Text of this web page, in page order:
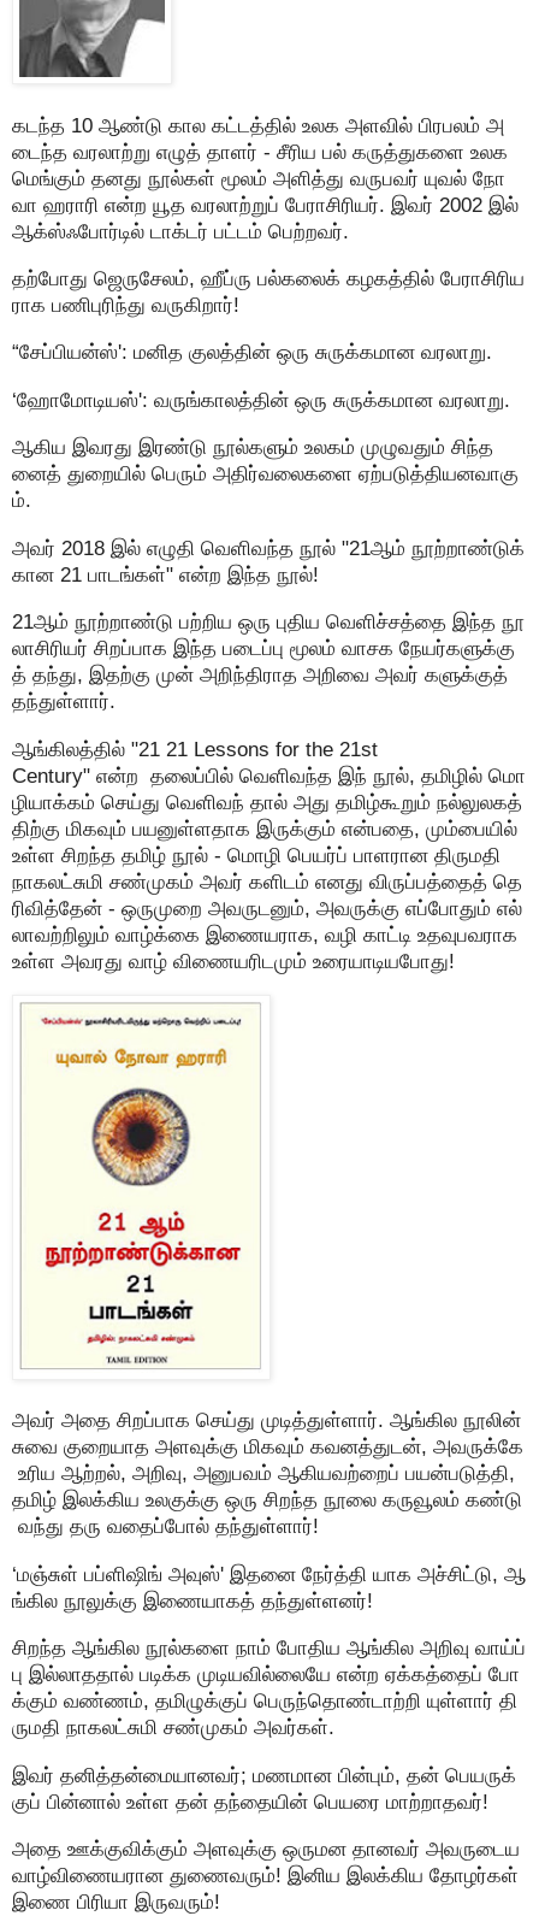
கடந்த 10 ஆண்டு கால கட்டத்தில் உலக அளவில் பிரபலம் அ
டைந்த வரலாற்று எழுத் தாளர் - சீரிய பல் கருத்துகளை உலக
மெங்கும் தனது நூல்கள் மூலம் அளித்து வருபவர் யுவல் நோ
வா ஹராரி என்ற யூத வரலாற்றுப் பேராசிரியர். இவர் 2002 இல்
ஆக்ஸ்ஃபோர்டில் டாக்டர் பட்டம் பெற்றவர்.
தற்போது ஜெருசேலம், ஹீப்ரு பல்கலைக் கழகத்தில் பேராசிரிய
ராக பணிபுரிந்து வருகிறார்!
“சேப்பியன்ஸ்': மனித குலத்தின் ஒரு சுருக்கமான வரலாறு.
‘ஹோமோடியஸ்': வருங்காலத்தின் ஒரு சுருக்கமான வரலாறு.
ஆகிய இவரது இரண்டு நூல்களும் உலகம் முழுவதும் சிந்த
னைத் துறையில் பெரும் அதிர்வலைகளை ஏற்படுத்தியனவாகு
ம்.
அவர் 2018 இல் எழுதி வெளிவந்த நூல் "21ஆம் நூற்றாண்டுக்
கான 21 பாடங்கள்" என்ற இந்த நூல்!
21ஆம் நூற்றாண்டு பற்றிய ஒரு புதிய வெளிச்சத்தை இந்த நூ
லாசிரியர் சிறப்பாக இந்த படைப்பு மூலம் வாசக நேயர்களுக்கு
த் தந்து, இதற்கு முன் அறிந்திராத அறிவை அவர் களுக்குத்
தந்துள்ளார்.
ஆங்கிலத்தில் "21 21 Lessons for the 21st
Century" என்ற தலைப்பில் வெளிவந்த இந் நூல், தமிழில் மொ
ழியாக்கம் செய்து வெளிவந் தால் அது தமிழ்கூறும் நல்லுலகத்
திற்கு மிகவும் பயனுள்ளதாக இருக்கும் என்பதை, மும்பையில்
உள்ள சிறந்த தமிழ் நூல் - மொழி பெயர்ப் பாளரான திருமதி
நாகலட்சுமி சண்முகம் அவர் களிடம் எனது விருப்பத்தைத் தெ
ரிவித்தேன் - ஒருமுறை அவருடனும், அவருக்கு எப்போதும் எல்
லாவற்றிலும் வாழ்க்கை இணையராக, வழி காட்டி உதவுபவராக
உள்ள அவரது வாழ் விணையரிடமும் உரையாடியபோது!
அவர் அதை சிறப்பாக செய்து முடித்துள்ளார். ஆங்கில நூலின்
சுவை குறையாத அளவுக்கு மிகவும் கவனத்துடன், அவருக்கே
உரிய ஆற்றல், அறிவு, அனுபவம் ஆகியவற்றைப் பயன்படுத்தி,
தமிழ் இலக்கிய உலகுக்கு ஒரு சிறந்த நூலை கருவூலம் கண்டு
வந்து தரு வதைப்போல் தந்துள்ளார்!
‘மஞ்சுள் பப்ளிஷிங் அவுஸ்' இதனை நேர்த்தி யாக அச்சிட்டு, ஆ
ங்கில நூலுக்கு இணையாகத் தந்துள்ளனர்!
சிறந்த ஆங்கில நூல்களை நாம் போதிய ஆங்கில அறிவு வாய்ப்
பு இல்லாததால் படிக்க முடியவில்லையே என்ற ஏக்கத்தைப் போ
க்கும் வண்ணம், தமிழுக்குப் பெருந்தொண்டாற்றி யுள்ளார் தி
ருமதி நாகலட்சுமி சண்முகம் அவர்கள்.
இவர் தனித்தன்மையானவர்; மணமான பின்பும், தன் பெயருக்
குப் பின்னால் உள்ள தன் தந்தையின் பெயரை மாற்றாதவர்!
அதை ஊக்குவிக்கும் அளவுக்கு ஒருமன தானவர் அவருடைய
வாழ்விணையரான துணைவரும்! இனிய இலக்கிய தோழர்கள்
இணை பிரியா இருவரும்!